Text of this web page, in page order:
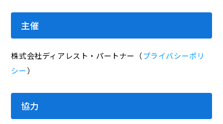
主催
株式会社ディアレスト・パートナー（プライバシーポリ
シー）
協力